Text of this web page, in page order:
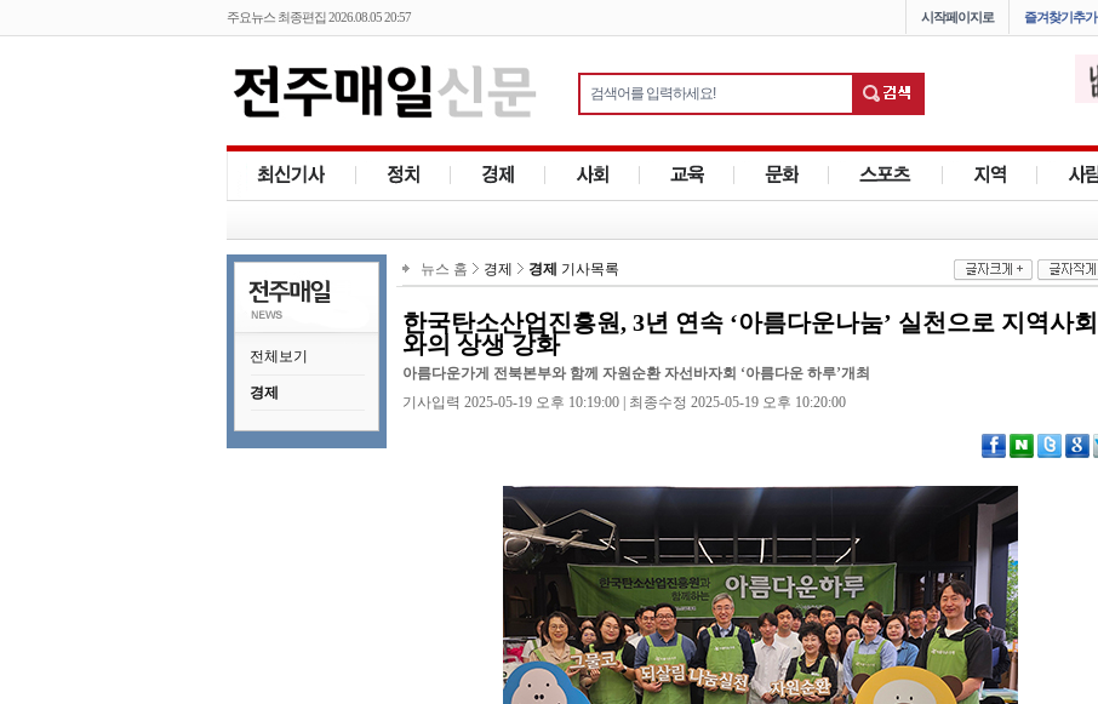
주요뉴스 최종편집 2026.08.05 20:57 즐겨찾기추가
시작페이지로
전체보기
경제
뉴스 홈 경제 경제 기사목록
한국탄소산업진흥원, 3년 연속 ‘아름다운나눔’ 실천으로 지역사회
와의 상생 강화
아름다운가게 전북본부와 함께 자원순환 자선바자회 ‘아름다운 하루’개최
기사입력 2025-05-19 오후 10:19:00 | 최종수정 2025-05-19 오후 10:20:00